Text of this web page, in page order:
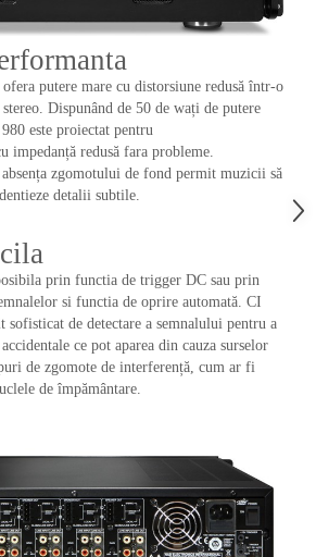
putere mare cu distorsiune redusă într-o
Dispunând de 50 de wați de putere
este proiectat pentru
impedanță redusă fara probleme.
zgomotului de fond permit muzicii să
detalii subtile.
prin functia de trigger DC sau prin
si functia de oprire automată. CI
sofisticat de detectare a semnalului pentru a
ce pot aparea din cauza surselor
de zgomote de interferență, cum ar fi
de împământare.